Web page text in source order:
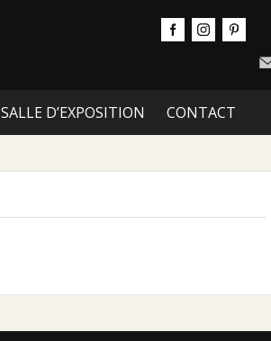
SALLE D’EXPOSITION CONTACT